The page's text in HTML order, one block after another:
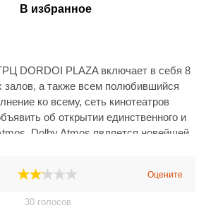
В избранное
DORDOI PLAZA включает в себя 8
а также всем полюбившийся
ко всему, сеть кинотеатров
об открытии единственного и
Dolby Atmos является новейшей
но формируется для каждого
Оцените
30 голосов